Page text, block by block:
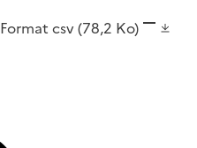
Format csv(78,2 Ko)